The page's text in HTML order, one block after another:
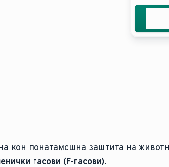
кон понатамошна заштита на
гасови (F-гасови).